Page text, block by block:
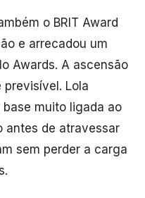
o BRIT Award
e arrecadou um
Awards. A ascensão
previsível. Lola
muito ligada ao
antes de atravessar
sem perder a carga